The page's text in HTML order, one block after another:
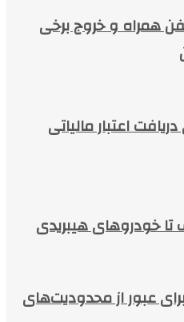
همراه و خروج برخی
اعتبار مالیاتی
خودروهای هیبریدی
عبور از محدودیت‌های